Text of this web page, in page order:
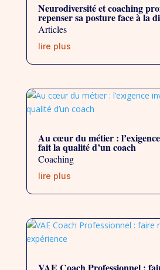
Neurodiversité et coaching
repenser sa posture face à la
Articles
lire plus
Au cœur du métier :
fait la qualité d’un coach
Coaching
lire plus